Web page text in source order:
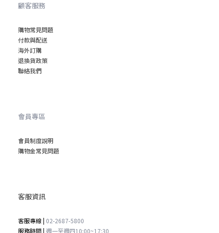
顧客服務
購物常見問題
付款與配送
海外訂購
退換貨政策
聯絡我們
會員專區
會員制度說明
購物金常見問題
客服資訊
客服專線 | 02-2687-5800
服務時間 | 週一至週四10:00~17:30